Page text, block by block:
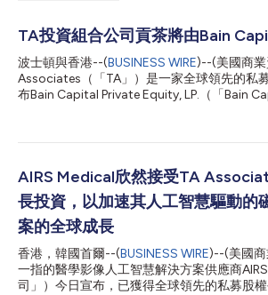
TA投資組合公司貢茶將由Bain
波士頓與香港--(BUSINESS WIRE)--(美國商
Associates（「TA」）是一家全球領先的私
布Bain Capital Private Equity, LP.（「Bain
球，進一步鞏固了其作為全球茶飲品類領導
完成策略性併購交易（例如近期收購其美國東
權），以及推動Gong cha 2.0「Digital
一套以創新飲品出杯技術為核心的彈性門市
門市啟用。目前，貢茶在33個國際市場營運
為全球顧客提供超過1.5億杯飲品。 TA
Edward Sippel表示：「貢茶已建立起高度差
得益於優秀的團隊、強大的全球加盟商網絡
的獨特飲品菜單，持續受到全球消費者的喜愛
AIRS Medical欣然接受TA
長投資，以加速其人工智慧驅動的
案的全球成長
香港，韓國首爾--(BUSINESS WIRE)--(美國
一指的醫學影像人工智慧解決方案供應商
司」）今日宣布，已獲得全球領先的私募股